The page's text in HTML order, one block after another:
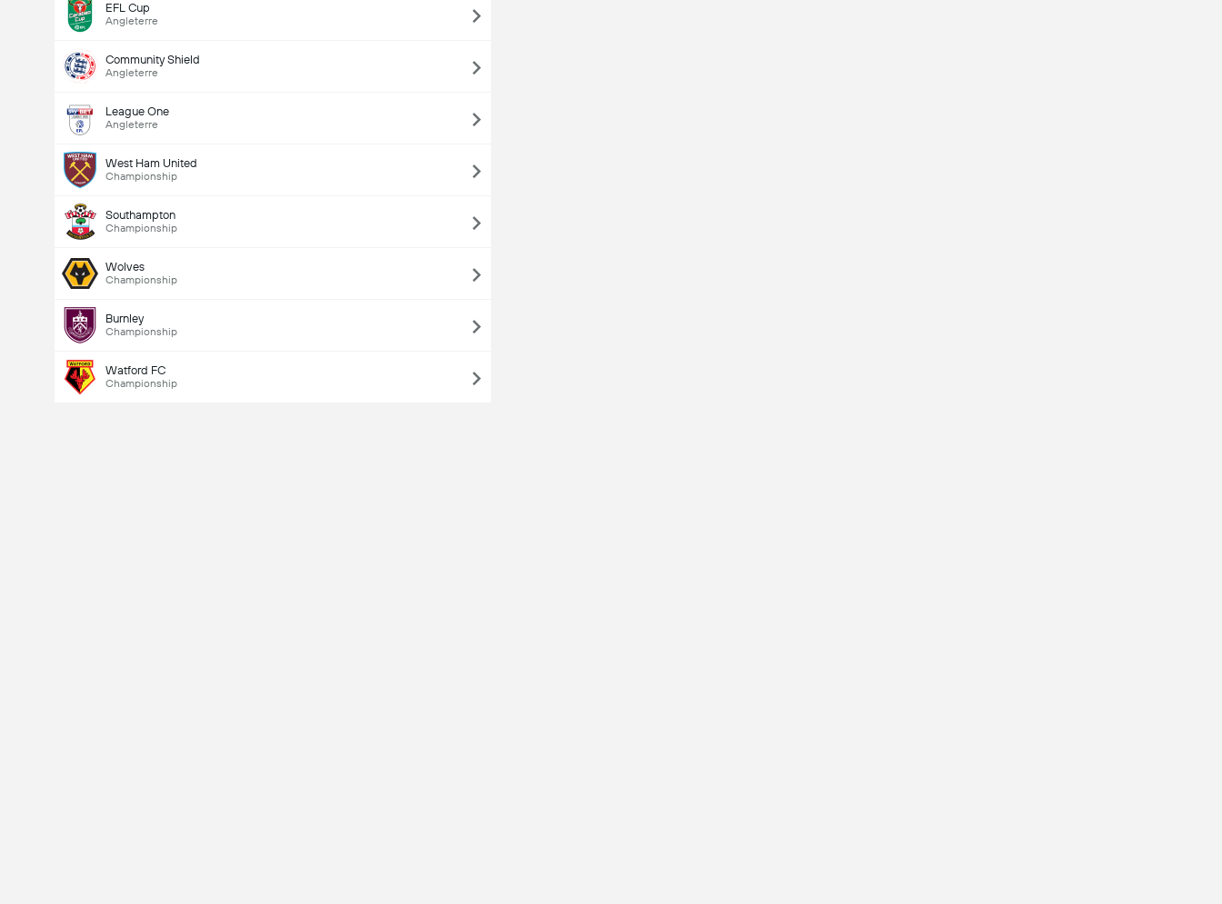
EFL Cup
Angleterre
Community Shield
Angleterre
League One
Angleterre
West Ham United
Championship
Southampton
Championship
Wolves
Championship
Burnley
Championship
Watford FC
Championship